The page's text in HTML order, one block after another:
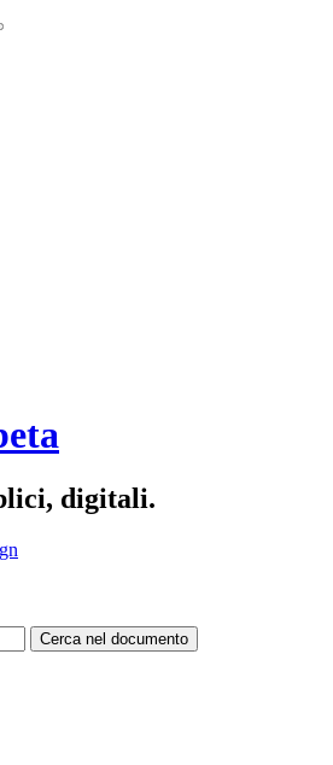
digitali.
Cerca nel documento